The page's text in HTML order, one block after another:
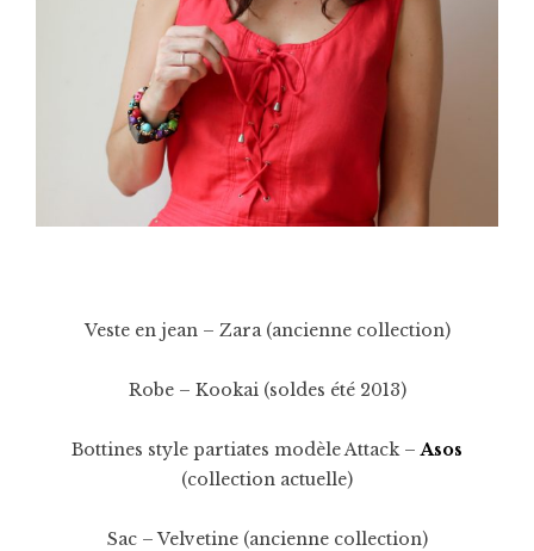
Veste en jean – Zara (ancienne collection)
Robe – Kookai (soldes été 2013)
Bottines style partiates modèle Attack –Asos
(collection actuelle)
Sac – Velvetine (ancienne collection)